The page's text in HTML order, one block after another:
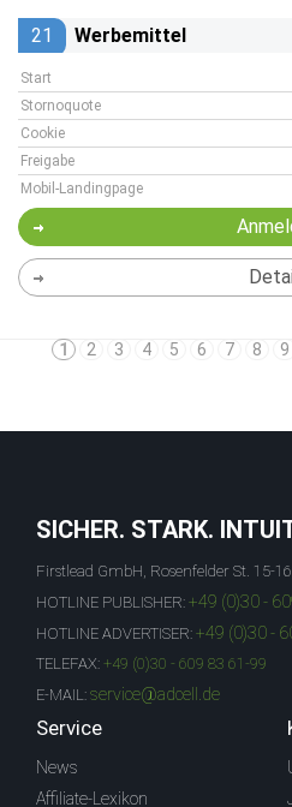
21 Werbemittel
Start
Stornoquote
Cookie
Freigabe
Mobil-Landingpage
1 2 3 4 5 6 7 8 9
SICHER. STARK.
Firstlead GmbH, Rosenfelder St. 15-
HOTLINE PUBLISHER: +49 (0)30 -
HOTLINE ADVERTISER: +49 (0)30 -
TELEFAX: +49 (0)30 - 609 83 61-99
E-MAIL: service@adcell.de
Service
News
Affiliate-Lexikon